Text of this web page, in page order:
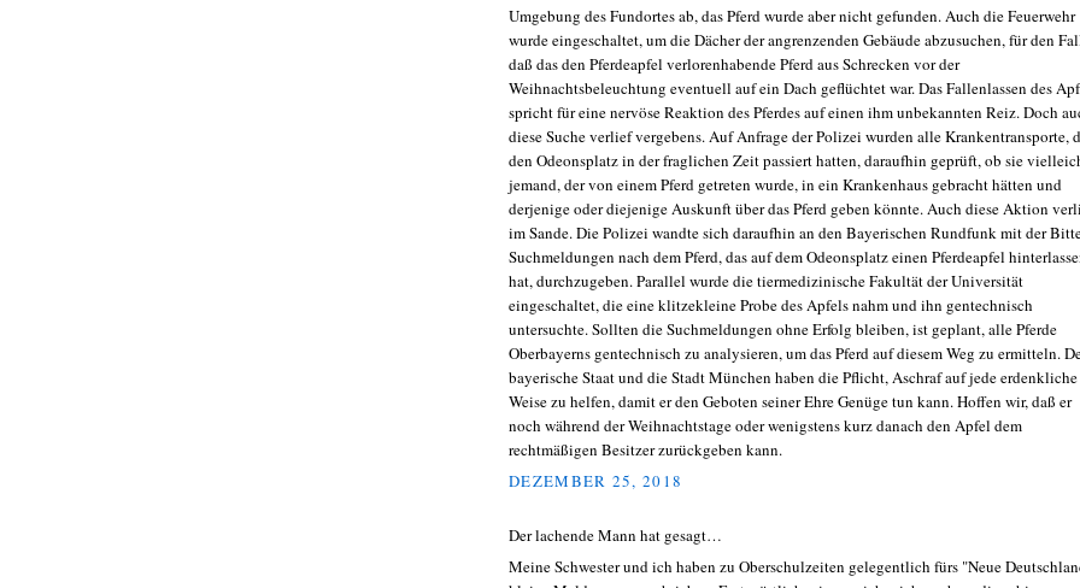
Umgebung des Fundortes ab, das Pferd wurde aber nicht gefunden. Auch die Feuerwehr
wurde eingeschaltet, um die Dächer der angrenzenden Gebäude abzusuchen, für den
daß das den Pferdeapfel verlorenhabende Pferd aus Schrecken vor der
Weihnachtsbeleuchtung eventuell auf ein Dach geflüchtet war. Das Fallenlassen des
spricht für eine nervöse Reaktion des Pferdes auf einen ihm unbekannten Reiz. Doch
diese Suche verlief vergebens. Auf Anfrage der Polizei wurden alle Krankentransporte,
den Odeonsplatz in der fraglichen Zeit passiert hatten, daraufhin geprüft, ob sie
jemand, der von einem Pferd getreten wurde, in ein Krankenhaus gebracht hätten und
derjenige oder diejenige Auskunft über das Pferd geben könnte. Auch diese Aktion
im Sande. Die Polizei wandte sich daraufhin an den Bayerischen Rundfunk mit der
Suchmeldungen nach dem Pferd, das auf dem Odeonsplatz einen Pferdeapfel
hat, durchzugeben. Parallel wurde die tiermedizinische Fakultät der Universität
eingeschaltet, die eine klitzekleine Probe des Apfels nahm und ihn gentechnisch
untersuchte. Sollten die Suchmeldungen ohne Erfolg bleiben, ist geplant, alle Pferde
Oberbayerns gentechnisch zu analysieren, um das Pferd auf diesem Weg zu ermitteln.
bayerische Staat und die Stadt München haben die Pflicht, Aschraf auf jede erdenkliche
Weise zu helfen, damit er den Geboten seiner Ehre Genüge tun kann. Hoffen wir, daß er
noch während der Weihnachtstage oder wenigstens kurz danach den Apfel dem
rechtmäßigen Besitzer zurückgeben kann.
DEZEMBER 25, 2018
Der lachende Mann hat gesagt…
Meine Schwester und ich haben zu Oberschulzeiten gelegentlich fürs "Neue